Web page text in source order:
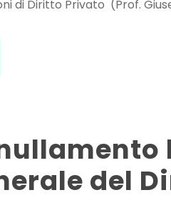
testo
di Diritto Privato (Prof.
del